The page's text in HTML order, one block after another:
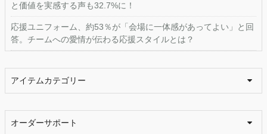
と価値を実感する声も32.7%に！
応援ユニフォーム、約53％が「会場に一体感があってよい」と回
答。チームへの愛情が伝わる応援スタイルとは？
アイテムカテゴリー
オーダーサポート